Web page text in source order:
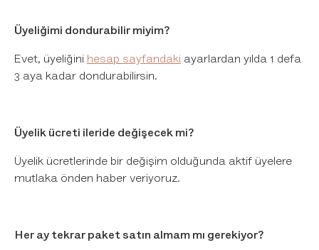
Üyeliğimi dondurabilir miyim?
Evet, üyeliğini hesap sayfandaki ayarlardan yılda 1 defa
3 aya kadar dondurabilirsin.
Üyelik ücreti ileride değişecek mi?
Üyelik ücretlerinde bir değişim olduğunda aktif üyelere
mutlaka önden haber veriyoruz.
Her ay tekrar paket satın almam mı gerekiyor?